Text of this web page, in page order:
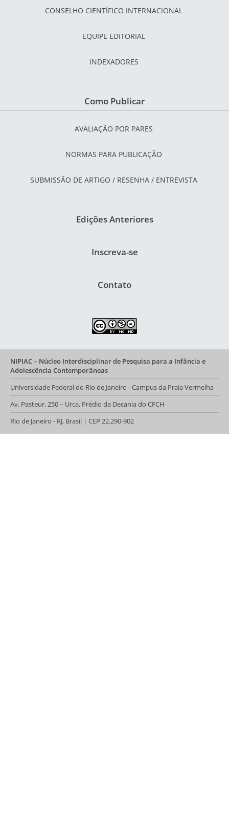
CONSELHO CIENTÍFICO INTERNACIONAL
EQUIPE EDITORIAL
INDEXADORES
Como Publicar
AVALIAÇÃO POR PARES
NORMAS PARA PUBLICAÇÃO
SUBMISSÃO DE ARTIGO / RESENHA / ENTREVISTA
Edições Anteriores
Inscreva-se
Contato
NIPIAC – Núcleo Interdisciplinar de Pesquisa para a Infância e
Adolescência Contemporâneas
Universidade Federal do Rio de Janeiro - Campus da Praia Vermelha
Av. Pasteur, 250 – Urca, Prédio da Decania do CFCH
Rio de Janeiro - RJ, Brasil | CEP 22.290-902